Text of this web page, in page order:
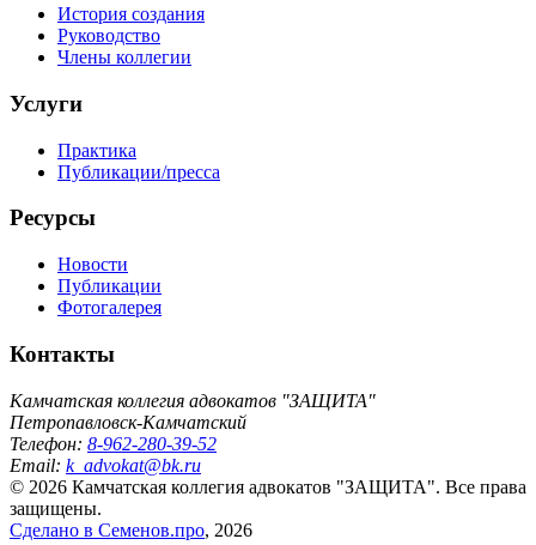
История создания
Руководство
Члены коллегии
Услуги
Практика
Публикации/пресса
Ресурсы
Новости
Публикации
Фотогалерея
Контакты
Камчатская коллегия адвокатов "ЗАЩИТА"
Петропавловск-Камчатский
Телефон: 8-962-280-39-52
Email: k_advokat@bk.ru
© 2026 Камчатская коллегия адвокатов "ЗАЩИТА". Все права
защищены.
Сделано в Семенов.про, 2026